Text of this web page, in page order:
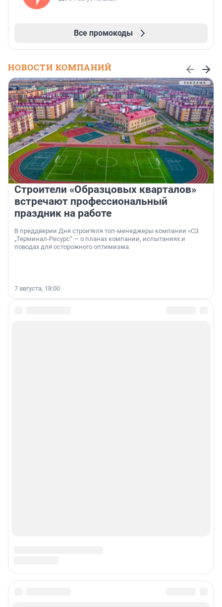
Все промокоды
НОВОСТИ КОМПАНИЙ
Строители «Образцовых кварталов»
встречают профессиональный
праздник на работе
В преддверии Дня строителя топ-менеджеры компании «СЗ
„Терминал-Ресурс“ — о планах компании, испытаниях и
поводах для осторожного оптимизма.
7 августа, 18:00